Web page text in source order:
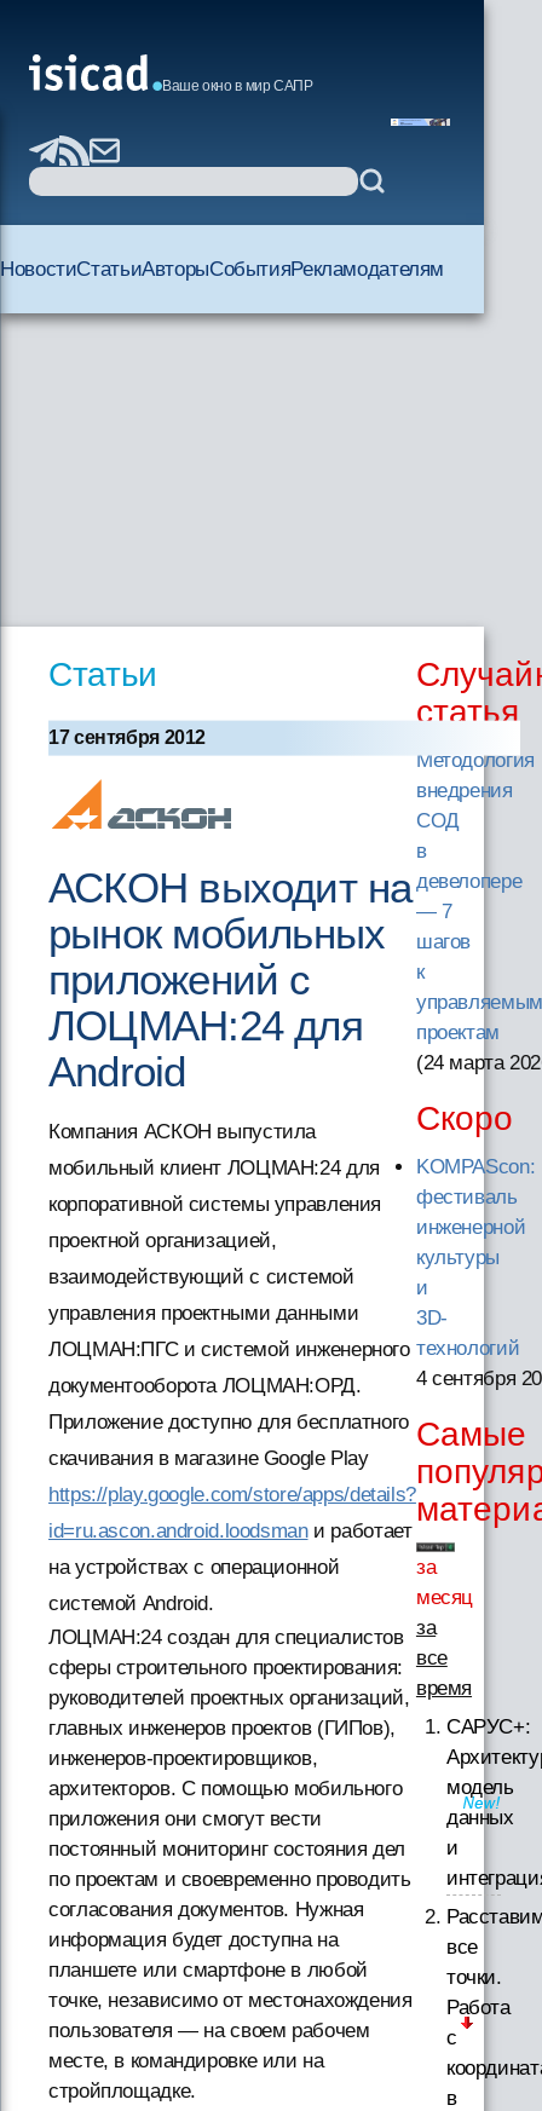
Ваше окно в мир САПР
НовостиСтатьиАвторыСобытияРекламодателям
Статьи
17 сентября 2012
АСКОН выходит на
рынок мобильных
приложений с
ЛОЦМАН:24 для
Android
Компания АСКОН выпустила
мобильный клиент ЛОЦМАН:24 для
корпоративной системы управления
проектной организацией,
взаимодействующий с системой
управления проектными данными
ЛОЦМАН:ПГС и системой инженерного
документооборота ЛОЦМАН:ОРД.
Приложение доступно для бесплатного
скачивания в магазине Google Play
https://play.google.com/store/apps/details?
id=ru.ascon.android.loodsmanи работает
на устройствах с операционной
системой Android.
ЛОЦМАН:24 создан для специалистов
сферы строительного проектирования:
руководителей проектных организаций,
главных инженеров проектов (ГИПов),
инженеров-проектировщиков,
архитекторов. С помощью мобильного
приложения они смогут вести
постоянный мониторинг состояния дел
по проектам и своевременно проводить
согласования документов. Нужная
информация будет доступна на
планшете или смартфоне в любой
точке, независимо от местонахождения
пользователя — на своем рабочем
месте, в командировке или на
стройплощадке.
статья
Методология
внедрения
СОД
в
девелопере
— 7
шагов
к
управляемым
проектам
(24 марта
Скоро
KOMPAScon:
фестиваль
инженерной
культуры
и
3D-
технологий
4 сентября
Самые
за
месяц
за
все
время
САРУС+:
модель
данных
и
все
точки.
Работа
с
в